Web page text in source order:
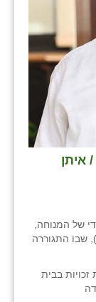
איתן
של המנוחה,
שבו התגוררה
בבית